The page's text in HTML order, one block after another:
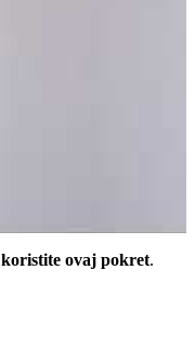
koristite ovaj pokret.